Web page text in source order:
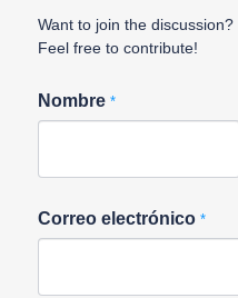
Want to join the discussion?
Feel free to contribute!
Nombre *
Correo electrónico *